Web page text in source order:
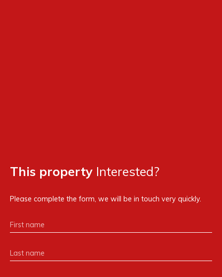
This property Interested?
Please complete the form, we will be in touch very quickly.
First name
Last name